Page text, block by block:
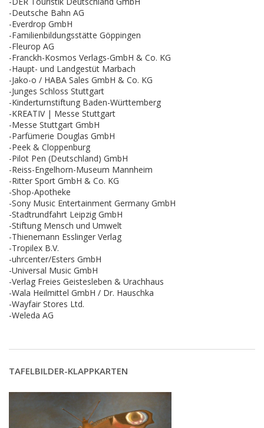
-Deutsche Bahn AG
-Everdrop GmbH
-Familienbildungsstätte Göppingen
-Fleurop AG
-Franckh-Kosmos Verlags-GmbH & Co. KG
-Haupt- und Landgestüt Marbach
-Jako-o / HABA Sales GmbH & Co. KG
-Junges Schloss Stuttgart
-Kinderturnstiftung Baden-Württemberg
-KREATIV | Messe Stuttgart
-Messe Stuttgart GmbH
-Parfümerie Douglas GmbH
-Peek & Cloppenburg
-Pilot Pen (Deutschland) GmbH
-Reiss-Engelhorn-Museum Mannheim
-Ritter Sport GmbH & Co. KG
-Shop-Apotheke
-Sony Music Entertainment Germany GmbH
-Stadtrundfahrt Leipzig GmbH
-Stiftung Mensch und Umwelt
-Thienemann Esslinger Verlag
-Tropilex B.V.
-uhrcenter/Esters GmbH
-Universal Music GmbH
-Verlag Freies Geistesleben & Urachhaus
-Wala Heilmittel GmbH / Dr. Hauschka
-Wayfair Stores Ltd.
-Weleda AG
TAFELBILDER-KLAPPKARTEN